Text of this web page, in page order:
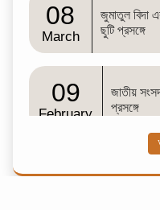
08
March
জুমাতুল বিদা
ছুটি প্রসঙ্গে
09
February
জাতীয়
প্রসঙ্গে
02